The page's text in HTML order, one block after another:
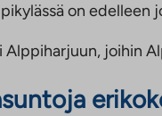
on
joihin